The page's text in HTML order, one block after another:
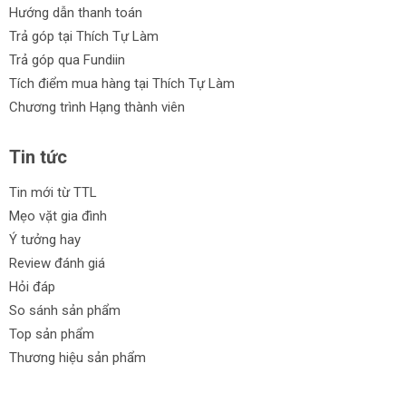
Hướng dẫn thanh toán
Trả góp tại Thích Tự Làm
Trả góp qua Fundiin
Tích điểm mua hàng tại Thích Tự Làm
Chương trình Hạng thành viên
Tin tức
Tin mới từ TTL
Mẹo vặt gia đình
Ý tưởng hay
Review đánh giá
Hỏi đáp
So sánh sản phẩm
Top sản phẩm
Thương hiệu sản phẩm